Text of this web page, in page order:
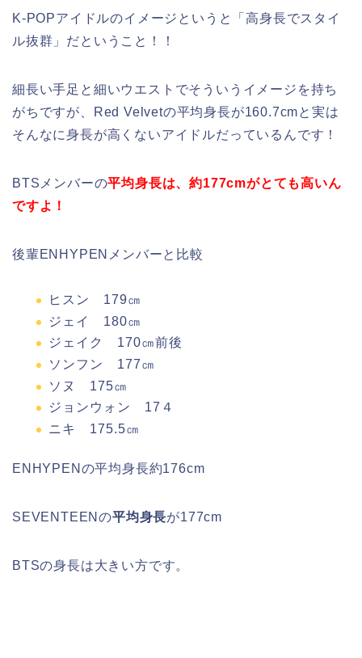
K-POPアイドルのイメージというと「高身長でスタイ
ル抜群」だということ！！
細長い手足と細いウエストでそういうイメージを持ち
がちですが、Red Velvetの平均身長が160.7cmと実は
そんなに身長が高くないアイドルだっているんです！
BTSメンバーの平均身長は、約177cmがとても高いん
ですよ！
後輩ENHYPENメンバーと比較
ヒスン 179㎝
ジェイ 180㎝
ジェイク 170㎝前後
ソンフン 177㎝
ソヌ 175㎝
ジョンウォン 17４
ニキ 175.5㎝
ENHYPENの平均身長約176cm
SEVENTEENの平均身長が177cm
BTSの身長は大きい方です。